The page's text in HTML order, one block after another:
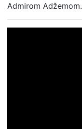
Admirom Adžemom.